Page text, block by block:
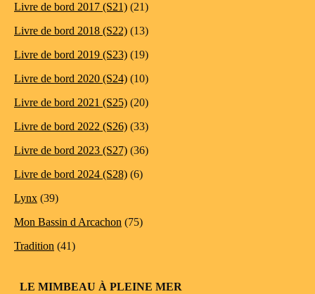
Livre de bord 2017 (S21) (21)
Livre de bord 2018 (S22) (13)
Livre de bord 2019 (S23) (19)
Livre de bord 2020 (S24) (10)
Livre de bord 2021 (S25) (20)
Livre de bord 2022 (S26) (33)
Livre de bord 2023 (S27) (36)
Livre de bord 2024 (S28) (6)
Lynx (39)
Mon Bassin d Arcachon (75)
Tradition (41)
LE MIMBEAU À PLEINE MER